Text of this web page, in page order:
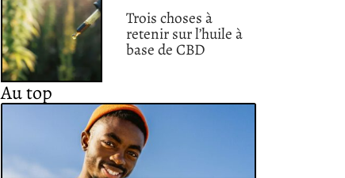
Trois choses à
retenir sur l’huile à
base de CBD
Au top